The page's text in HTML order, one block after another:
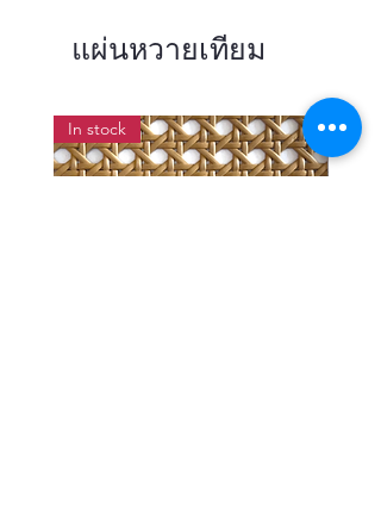
แผ่นหวายเทียม
In stock